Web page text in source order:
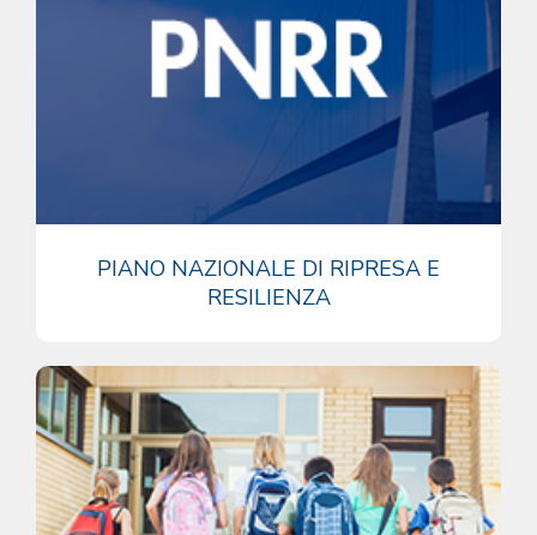
PIANO NAZIONALE DI RIPRESA E
RESILIENZA